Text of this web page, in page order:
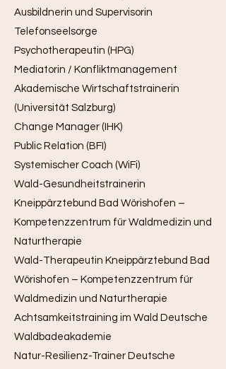
Ausbildnerin und Supervisorin
Telefonseelsorge
Psychotherapeutin (HPG)
Mediatorin / Konfliktmanagement
Akademische Wirtschaftstrainerin
(Universität Salzburg)
Change Manager (IHK)
Public Relation (BFI)
Systemischer Coach (WiFi)
Wald-Gesundheitstrainerin
Kneippärztebund Bad Wörishofen –
Kompetenzzentrum für Waldmedizin und
Naturtherapie
Wald-Therapeutin Kneippärztebund Bad
Wörishofen – Kompetenzzentrum für
Waldmedizin und Naturtherapie
Achtsamkeitstraining im Wald Deutsche
Waldbadeakademie
Natur-Resilienz-Trainer Deutsche